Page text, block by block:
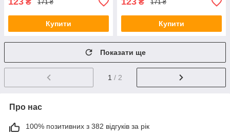
₴ 171 ₴
Купити
₴ 171 ₴
Купити
Показати ще
1 / 2
Про нас
100% позитивних з 382 відгуків за рік